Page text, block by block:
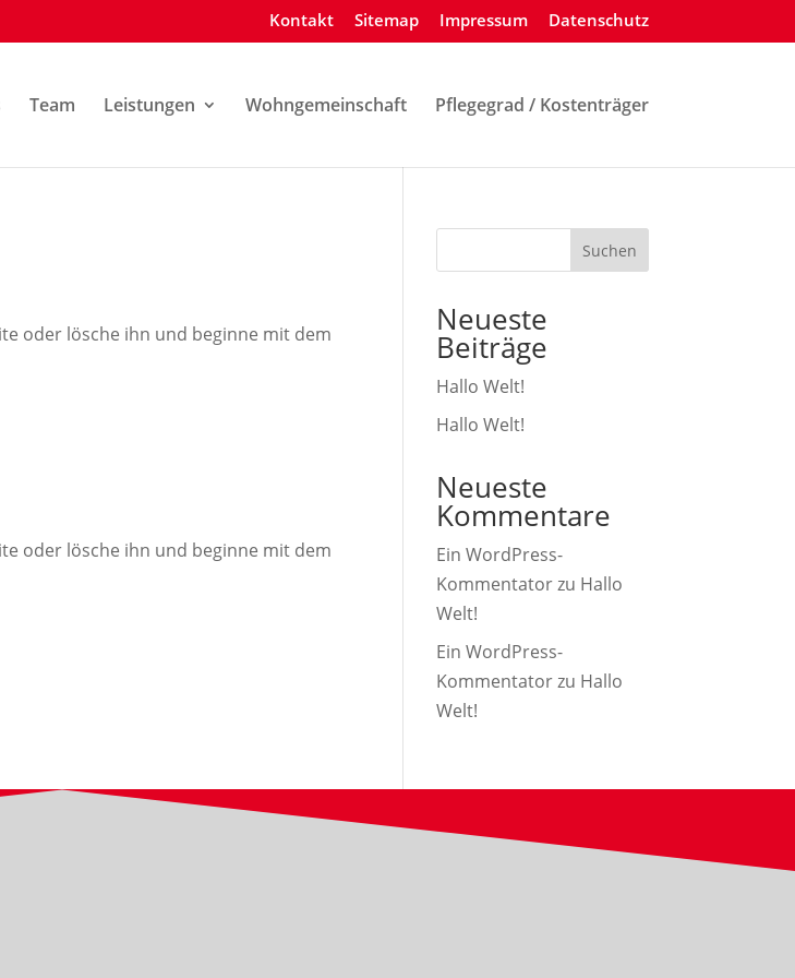
Kontakt Sitemap Impressum Datenschutz
Team Leistungen Wohngemeinschaft Pflegegrad / Kostenträger
oder lösche ihn und beginne mit dem
oder lösche ihn und beginne mit dem
Suchen
Neueste
Beiträge
Hallo Welt!
Hallo Welt!
Neueste
Kommentare
Ein WordPress-
Kommentatorzu Hallo
Welt!
Ein WordPress-
Kommentatorzu Hallo
Welt!